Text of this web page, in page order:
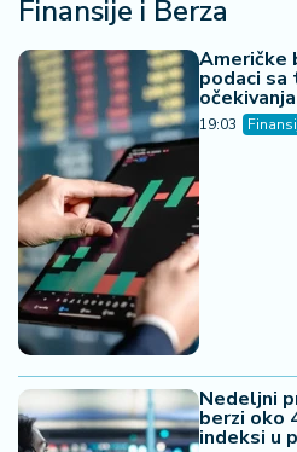
Finansije i Berza
Američke
podaci sa
19:03
Nedeljni
berzi oko
indeksi u